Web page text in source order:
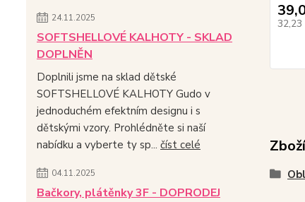
24.11.2025
SOFTSHELLOVÉ KALHOTY - SKLAD
DOPLNĚN
Doplnili jsme na sklad dětské
SOFTSHELLOVÉ KALHOTY Gudo v
jednoduchém efektním designu i s
dětskými vzory. Prohlédněte si naší
nabídku a vyberte ty sp... číst celé
04.11.2025
Bačkory, plátěnky 3F - DOPRODEJ
32,23